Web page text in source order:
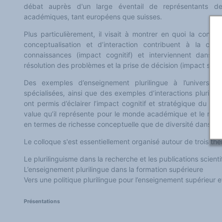
Classement thématique
Annuaire des chercheurs sur le plurilinguisme
Instituts et centres de recherche
LES FONDAMENTAUX
Les acteurs du plurilinguisme
Langues et géopolitique - L'avenir des langues
Multilinguismes et plurilinguismes
Politiques et droits linguistiques
Langues et histoire
Langues, sciences et philosophie
Science ouverte
Langues et pouvoirs
Terminologie
Textes de référence
Education et recherche
Culture et industries culturelles
Economique et social
International
Accès au dictionnaire des anglicismes
Accéder à la plateforme pour la traduction (en construction)
Accès à la banque de données Relations internationales
ACTUALITÉS/EVENEMENTS
débat auprès d'un large éventail de représentants
académiques, tant européens que suisses.
Plus particulièrement, il visait à montrer en quoi la
conceptualisation et d’interaction contribuent à la
connaissances (impact cognitif) et interviennent dans
résolution des problèmes et la prise de décision (impact
Des exemples d’enseignement plurilingue à
spécialisées, ainsi que des exemples d’interactions
ont permis d’éclairer l’impact cognitif et stratégique du
value qu’il représente pour le monde académique et le
en termes de richesse conceptuelle que de diversité dans les
Le colloque s'est essentiellement organisé autour de trois
Le plurilinguisme dans la recherche et les publications
L’enseignement plurilingue dans la formation supérieure
Vers une politique plurilingue pour l’enseignement supérieur
Présentations